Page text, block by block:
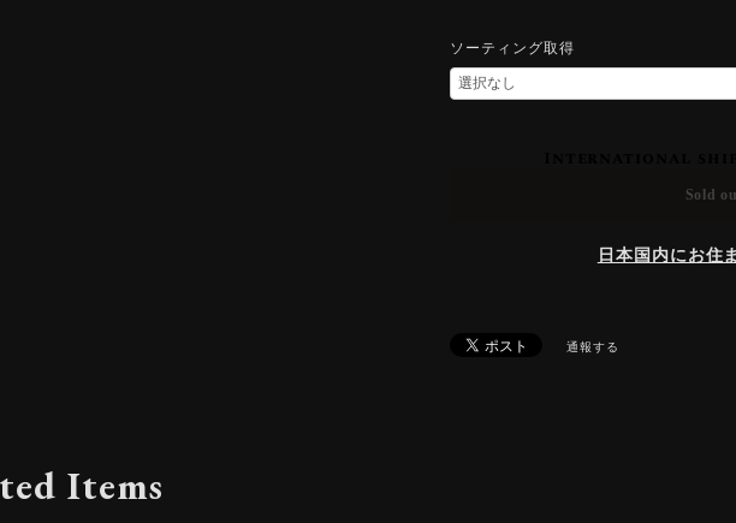
ソーティング取得
Sold
日本国内にお住
通報する
Items